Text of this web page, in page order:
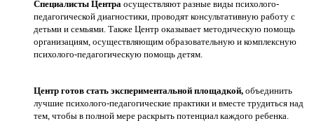
Специалисты Центра осуществляют разные виды психолого-
педагогической диагностики, проводят консультативную работу с
детьми и семьями. Также Центр оказывает методическую помощь
организациям, осуществляющим образовательную и комплексную
психолого-педагогическую помощь детям.
Центр готов стать экспериментальной площадкой, объединить
лучшие психолого-педагогические практики и вместе трудиться над
тем, чтобы в полной мере раскрыть потенциал каждого ребенка.